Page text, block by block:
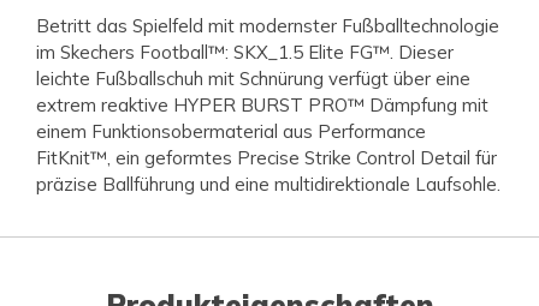
Betritt das Spielfeld mit modernster Fußballtechnologie
im Skechers Football™: SKX_1.5 Elite FG™. Dieser
leichte Fußballschuh mit Schnürung verfügt über eine
extrem reaktive HYPER BURST PRO™ Dämpfung mit
einem Funktionsobermaterial aus Performance
FitKnit™, ein geformtes Precise Strike Control Detail für
präzise Ballführung und eine multidirektionale Laufsohle.